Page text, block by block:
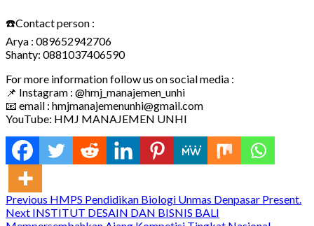
☎️Contact person :
Arya : 089652942706
Shanty: 0881037406590
For more information follow us on social media :
📌 Instagram : @hmj_manajemen_unhi
📧 email : hmjmanajemenunhi@gmail.com
YouTube: HMJ MANAJEMEN UNHI
Continue
Previous HMPS Pendidikan Biologi Unmas Denpasar Present.
Next INSTITUT DESAIN DAN BISNIS BALI